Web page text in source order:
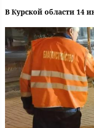
В Курской области 14